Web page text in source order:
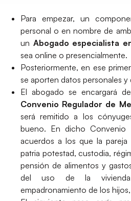
Para empezar, un
personal o en nombre de
un Abogado especialista
sea online o presencialmente.
Posteriormente, en ese
se aporten datos personales y
El abogado se encargará
Convenio Regulador de
será remitido a los
bueno. En dicho Convenio
acuerdos a los que la
patria potestad, custodia,
pensión de alimentos y
del uso de la vivienda
empadronamiento de los